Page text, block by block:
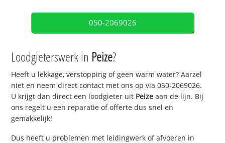
050-2069026
Loodgieterswerk in Peize?
Heeft u lekkage, verstopping of geen warm water? Aarzel
niet en neem direct contact met ons op via 050-2069026.
U krijgt dan direct een loodgieter uit Peize aan de lijn. Bij
ons regelt u een reparatie of offerte dus snel en
gemakkelijk!
Dus heeft u problemen met leidingwerk of afvoeren in